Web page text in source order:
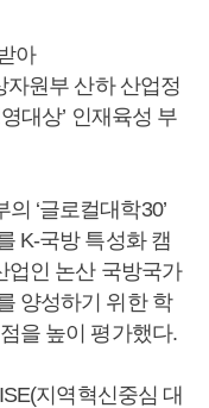
아
자원부 산하 산업정
대상’ 인재육성 부
‘글로컬대학30’
K-국방 특성화 캠
업인 논산 국방국가
양성하기 위한 학
을 높이 평가했다.
지역혁신중심 대